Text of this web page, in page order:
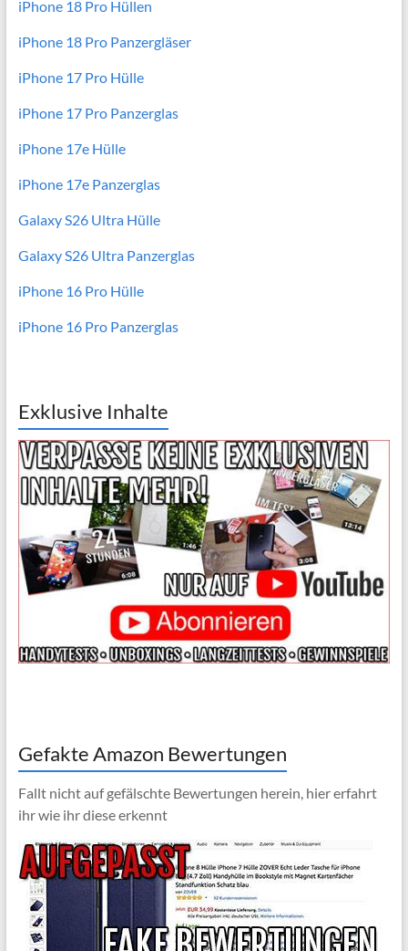
iPhone 18 Pro Hüllen
iPhone 18 Pro Panzergläser
iPhone 17 Pro Hülle
iPhone 17 Pro Panzerglas
iPhone 17e Hülle
iPhone 17e Panzerglas
Galaxy S26 Ultra Hülle
Galaxy S26 Ultra Panzerglas
iPhone 16 Pro Hülle
iPhone 16 Pro Panzerglas
Exklusive Inhalte
Gefakte Amazon Bewertungen
Fallt nicht auf gefälschte Bewertungen herein, hier erfahrt
ihr wie ihr diese erkennt